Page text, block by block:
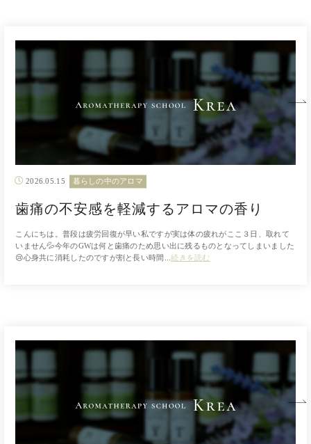
2026.05.15 暮らしの中のアロマ
歯痛の不安感を軽減するアロマの香り
こんにちは。普段は疲労回復が早い私ですが実は体の疲れがここ３日、取れて
いません💦今年のGWは何と歯痛のため思い出に残るものとなってしまいました
😢心身共に消耗したのですが割と長い時間...続きを読む